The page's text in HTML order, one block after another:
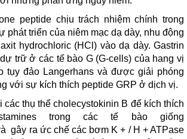
peptide chịu trách nhiệm chính trong
phát triển của niêm mạc dạ dày, nhu động
hydrochloric (HCl) vào dạ dày. Gastrin
trữ ở các tế bào G (G-cells) của hang vị
tụy đảo Langerhans và được giải phóng
với sự kích thích peptide GRP ở dịch vị.
các thụ thể cholecystokinin B để kích thích
trong các tế bào giống
gây ra ức chế các bơm K + / H + ATPase